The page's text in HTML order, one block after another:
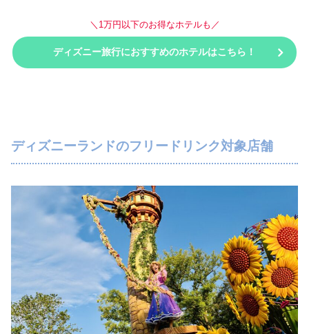
＼1万円以下のお得なホテルも／
ディズニー旅行におすすめのホテルはこちら！
ディズニーランドのフリードリンク対象店舗